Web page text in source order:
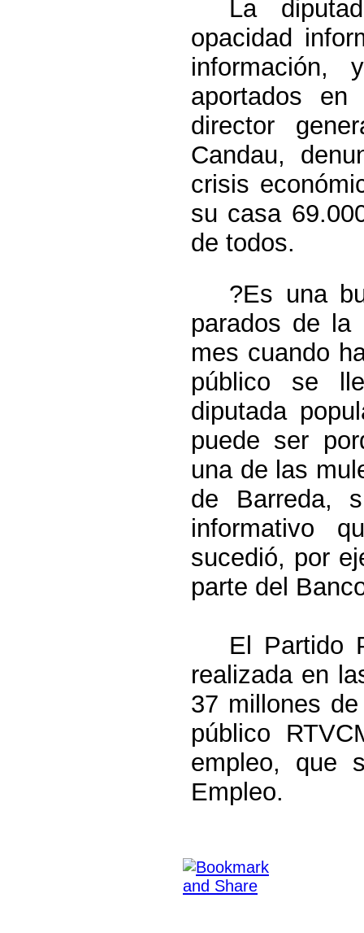
La
opacidad
información,
aportados
director
Candau,
crisis
su casa
de todos.
?Es una
parados de la
mes cuando
público se
diputada
puede ser
una de las
de Barreda,
informativo
sucedió, por
parte del
El Partido
realizada en
37 millones
público
empleo, que
Empleo.